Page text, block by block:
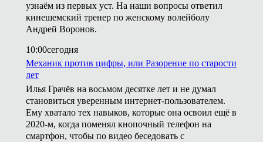
узнаём из первых уст. На наши вопросы ответил
кинешемский тренер по женскому волейболу
Андрей Воронов.
10:00сегодня
Механик против цифры, или Разорение по старости
лет
Илья Грачёв на восьмом десятке лет и не думал
становиться уверенным интернет-пользователем.
Ему хватало тех навыков, которые она освоил ещё в
2020-м, когда поменял кнопочный телефон на
смартфон, чтобы по видео беседовать с